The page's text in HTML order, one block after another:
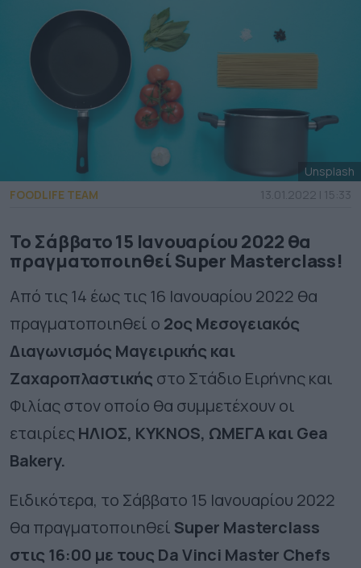
Unsplash
FOODLIFE TEAM
13.01.2022 | 15:33
Το Σάββατο 15 Ιανουαρίου 2022 θα
πραγματοποιηθεί Super Masterclass!
Από τις 14 έως τις 16 Ιανουαρίου 2022 θα
πραγματοποιηθεί ο 2ος Μεσογειακός
Διαγωνισμός Μαγειρικής και
Ζαχαροπλαστικής στο Στάδιο Ειρήνης και
Φιλίας στον οποίο θα συμμετέχουν οι
εταιρίεςΗΛΙΟΣ, KYKNOS, ΩΜΕΓΑ και Gea
Bakery.
Ειδικότερα, το Σάββατο 15 Ιανουαρίου 2022
θα πραγματοποιηθεί Super Masterclass
στις 16:00 με τους Da Vinci Master Chefs